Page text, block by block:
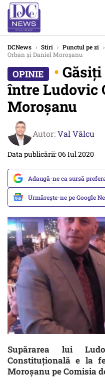
DCNews › Stiri › Punctul pe zi ›
Orban și Daniel Moroșanu
•
între Ludovic
Moroșanu
Autor:Val Vâlcu
Data publicării: 06 Iul 2020
Adaugă-ne ca sursă
Urmărește-ne pe Google
Supărarea lui
Constituțională e la
Moroșanu pe Comisia